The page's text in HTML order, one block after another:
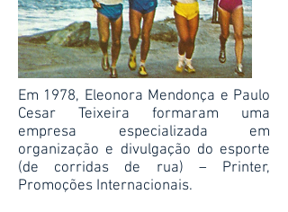
Em 1978, Eleonora Mendonça e Paulo
Cesar Teixeira formaram uma
empresa especializada em
organização e divulgação do esporte
(de corridas de rua) – Printer,
Promoções Internacionais.